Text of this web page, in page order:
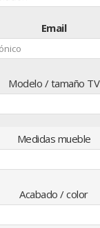
Email
Modelo / tamaño TV
Medidas mueble
Acabado / color